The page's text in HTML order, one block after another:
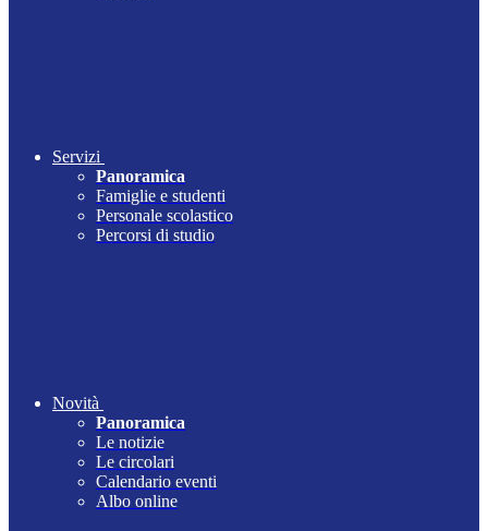
Servizi
Panoramica
Famiglie e studenti
Personale scolastico
Percorsi di studio
Novità
Panoramica
Le notizie
Le circolari
Calendario eventi
Albo online